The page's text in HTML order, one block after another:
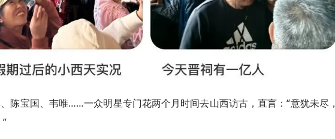
陈宝国、韦唯……一众明星专门花两个月时间去山西访古，直言：“意犹未尽，